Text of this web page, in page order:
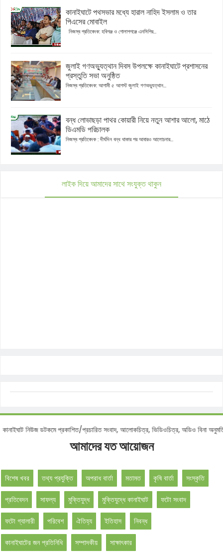
কানাইঘাটে পথসভার মধ্যে হারাল নাহিদ ইসলাম ও তার
পিএসের মোবাইল
নিজস্ব প্রতিবেদক: হবিগঞ্জ ও গোলাপগঞ্জে এনসিপির...
জুলাই গণঅভ্যুত্থান দিবস উপলক্ষে কানাইঘাটে প্রশাসনের
প্রস্তুতি সভা অনুষ্ঠিত
নিজস্ব প্রতিবেদক: আগামী ৫ আগস্ট জুলাই গণঅভ্যুত্থান...
বন্ধ লোভাছড়া পাথর কোয়ারী নিয়ে নতুন আশার আলো, মাঠে
ডিএমডি পরিচালক
নিজস্ব প্রতিবেদক : দীর্ঘদিন বন্ধ থাকার পর আবারও আলোচনার...
লাইক দিয়ে আমাদের সাথে সংযুক্ত থাকুন
:কানাইঘাট নিউজ ডটকমে প্রকাশিত/প্রচারিত সংবাদ, আলোকচিত্র, ভিডিওচিত্র, অডিও
আমাদের যত আয়োজন
বিশেষ খবর তথ্য প্রযুক্তি অপরাধ বার্তা মতামত কৃষি বার্তা সংস্কৃতি
প্রতিবেদন সাফল্য মুক্তিযুদ্ধ মুক্তিযুদ্ধে কানাইঘাট ফটো সংবাদ
ফটো গ্যালারী পরিবেশ ঐতিহ্য ইতিহাস নিবন্ধ
কানাইঘাটের জন প্রতিনিধি সম্পাদকীয় সাক্ষাৎকার